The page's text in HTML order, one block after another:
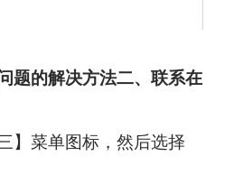
题的解决方法二、联系在
】菜单图标，然后选择